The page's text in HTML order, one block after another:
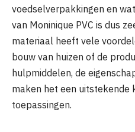
voedselverpakkingen en
van Moninique PVC is dus
materiaal heeft vele
bouw van huizen of de
hulpmiddelen, de
maken het een uitstekende
toepassingen.